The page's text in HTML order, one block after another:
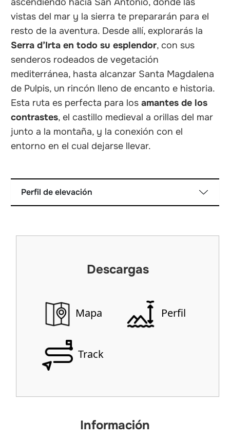
vistas del mar y la sierra te prepararán para el
resto de la aventura. Desde allí, explorarás la
Serra d’Irta en todo su esplendor, con sus
senderos rodeados de vegetación
mediterránea, hasta alcanzar Santa Magdalena
de Pulpis, un rincón lleno de encanto e historia.
Esta ruta es perfecta para losamantes de los
contrastes, el castillo medieval a orillas del mar
junto a la montaña, y la conexión con el
entorno en el cual dejarse llevar.
Perfil de elevación
Descargas
Mapa Perfil
Track
Información